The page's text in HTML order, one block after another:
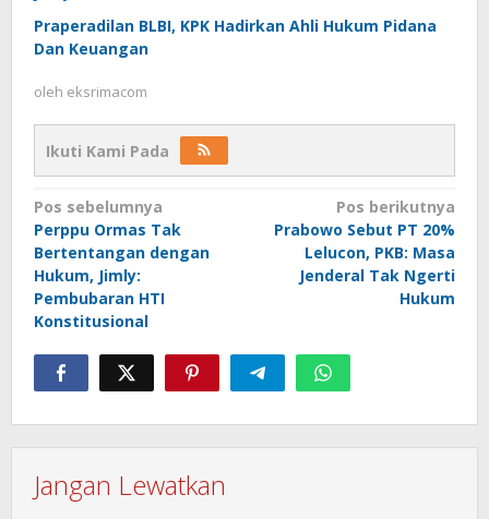
Praperadilan BLBI, KPK Hadirkan Ahli Hukum Pidana
Dan Keuangan
oleh eksrimacom
Ikuti Kami Pada
Navigasi
pos
Pos sebelumnya
Perppu Ormas Tak
Bertentangan dengan
Hukum, Jimly:
Pembubaran HTI
Konstitusional
Pos berikutnya
Prabowo Sebut PT 20%
Lelucon, PKB: Masa
Jenderal Tak Ngerti
Hukum
Jangan Lewatkan